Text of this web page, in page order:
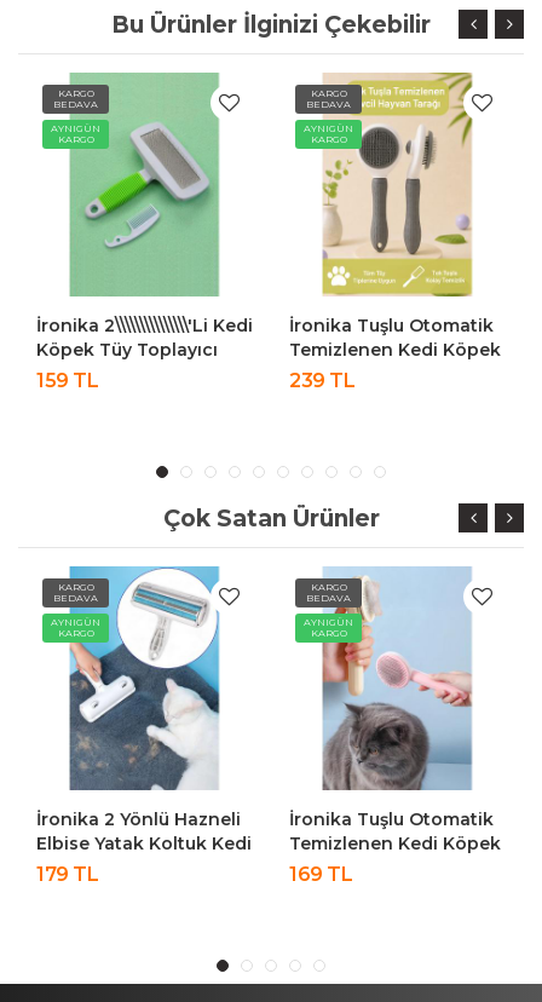
Bu Ürünler İlginizi Çekebilir
KARGO
BEDAVA
AYNIGÜN
KARGO
İronika 2\\\\\\\\\\\\\\\'li Kedi
Köpek Tüy Toplayıcı
Tarak Evcil Hayvan
159 TL
KARGO
BEDAVA
AYNIGÜN
KARGO
İronika Tuşlu Otomatik
Temizlenen Kedi Köpek
Tüy Toplayıcı Tarak
239 TL
Çok Satan Ürünler
KARGO
BEDAVA
AYNIGÜN
KARGO
İronika 2 Yönlü Hazneli
Elbise Yatak Koltuk Kedi
Köpek Kıl Toz Toplayıcı
179 TL
KARGO
BEDAVA
AYNIGÜN
KARGO
İronika Tuşlu Otomatik
Temizlenen Kedi Köpek
Tüy Toplayıcı Tarak
169 TL